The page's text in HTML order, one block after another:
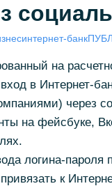
интернет-банк
на
в Интернет-
через
на фейсбуке,
логина-пароля
к